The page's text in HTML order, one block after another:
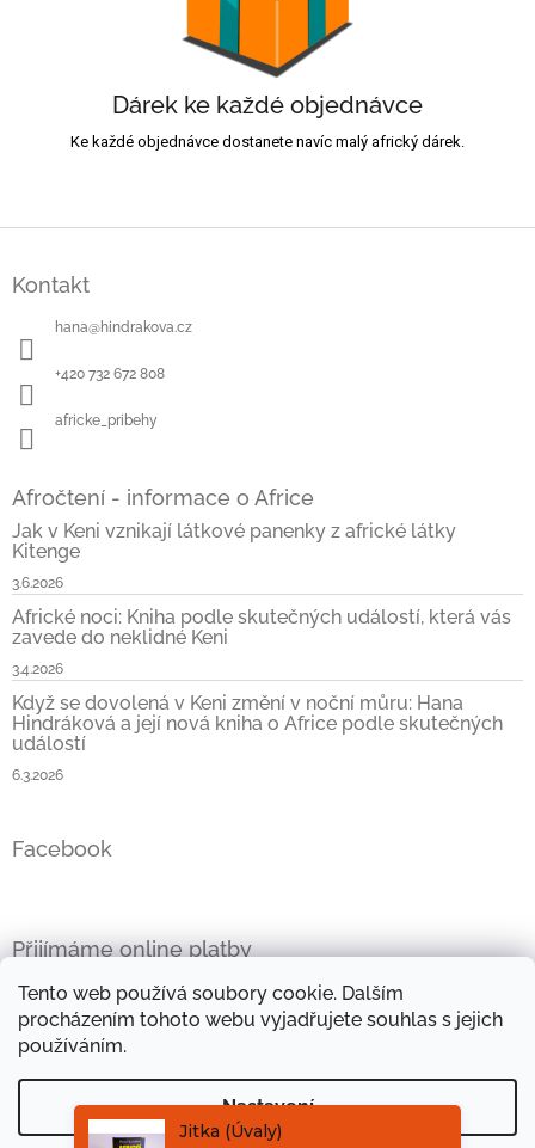
Tento web používá soubory cookie. Dalším
procházením tohoto webu vyjadřujete souhlas s jejich
používáním.
Nastavení
Dárek ke každé objednávce
Ke každé objednávce dostanete navíc malý africký dárek.
Kontakt
hana@hindrakova.cz
+420 732 672 808
africke_pribehy
Afročtení - informace o Africe
Jak v Keni vznikají látkové panenky z africké látky
Kitenge
3.6.2026
Africké noci: Kniha podle skutečných událostí, která vás
zavede do neklidné Keni
3.4.2026
Když se dovolená v Keni změní v noční můru: Hana
Hindráková a její nová kniha o Africe podle skutečných
událostí
6.3.2026
Facebook
Přijímáme online platby
Mini e-kniha zdarma
Objevte kouzlo afrických látek
Jitka (Úvaly)